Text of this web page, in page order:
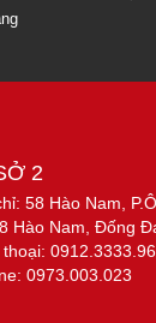
2
58 Hào Nam,
Hào Nam, Đống
0912.3333.96
0973.003.023